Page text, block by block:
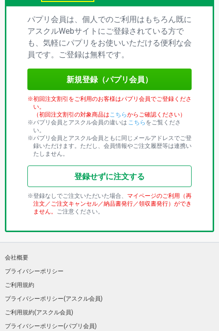
パプリ会員は、個人でのご利用はもちろん既に
アスクルWebサイトにご登録されている方で
も、気軽にパプリをお使いいただける便利な会
員です。ご登録は無料です。
新規登録（パプリ会員）
初回注文割引をご利用のお客様はパプリ会員でご登録くださ
い。
（初回注文割引の対象商品はこちらからご確認ください）
パプリ会員とアスクル会員の違いは こちら をご覧くださ
い。
パプリ会員とアスクル会員ともに同じメールアドレスでご登
録いただけます。ただし、会員情報やご注文履歴等は連携い
たしません。
登録せずに注文する
登録なしでご注文いただいた場合、 マイページのご利用（再
注文／ご注文キャンセル／納品書発行／領収書発行）ができ
ません。 ご注意ください。
会社概要
プライバシーポリシー
ご利用規約
プライバシーポリシー(アスクル会員)
ご利用規約(アスクル会員)
プライバシーポリシー(パプリ会員)